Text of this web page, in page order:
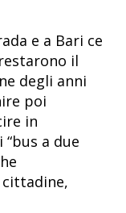
e a Bari ce
il
degli anni
poi
in
a due